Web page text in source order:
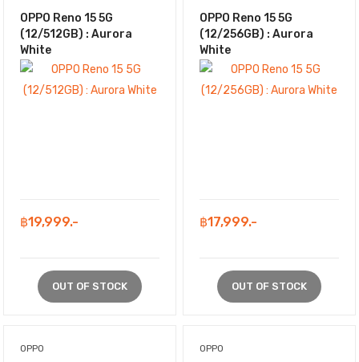
OPPO Reno 15 5G
(12/512GB) : Aurora
White
฿19,999.-
OUT OF STOCK
OPPO Reno 15 5G
(12/256GB) : Aurora
White
฿17,999.-
OUT OF STOCK
OPPO OPPO